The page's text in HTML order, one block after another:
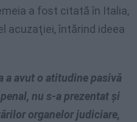
a fost citată în Italia,
acuzaţiei, întărind ideea
a avut o atitudine pasivă
nu s-a prezentat şi
organelor judiciare,